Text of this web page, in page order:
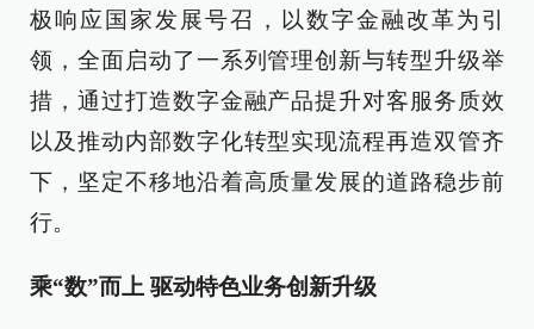
极响应国家发展号召，以数字金融改革为引
领，全面启动了一系列管理创新与转型升级举
措，通过打造数字金融产品提升对客服务质效
以及推动内部数字化转型实现流程再造双管齐
下，坚定不移地沿着高质量发展的道路稳步前
行。
乘“数”而上 驱动特色业务创新升级